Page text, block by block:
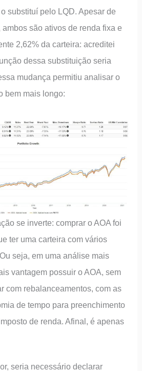
substituí pelo LQD. Apesar de
são ativos de renda fixa e
2,62% da carteira: acreditei
dessa substituição seria
mudança permitiu analisar o
bem mais longo:
se inverte: comprar o AOA foi
ter uma carteira com vários
seja, em uma análise mais
vantagem possuir o AOA, sem
com rebalanceamentos, com as
de tempo para preenchimento
de renda. Afinal, é apenas
seria necessário declarar